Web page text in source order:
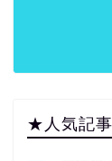
★人気記